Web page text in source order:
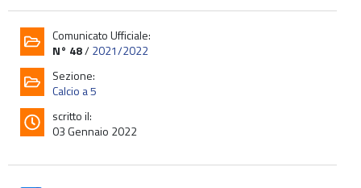
Comunicato Ufficiale:
N° 48/2021/2022
Sezione:
Calcio a 5
scritto il:
03 Gennaio 2022